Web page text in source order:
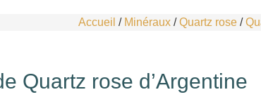
Accueil / Minéraux/Quartz rose/
Quartz rose d’Argentine